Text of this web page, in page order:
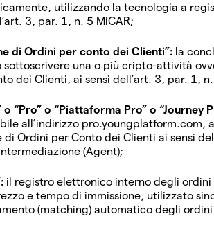
utilizzando la tecnologia a
3, par. 1, n. 5 MiCAR;
di Ordini per conto dei Clienti”: la
sottoscrivere una o più cripto-attività
dei Clienti, ai sensi dell’art. 3, par. 1, n.
“Pro” o “Piattaforma Pro” o “Journey
all’indirizzo pro.youngplatform.com,
di Ordini per Conto dei Clienti ai sensi
(Agent);
il registro elettronico interno degli
e tempo di immissione, utilizzato
(matching) automatico degli